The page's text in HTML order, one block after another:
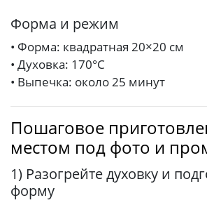
Форма и режим
• Форма: квадратная 20×20 см
• Духовка: 170°C
• Выпечка: около 25 минут
Пошаговое
местом под фото и
1) Разогрейте духовку и
форму